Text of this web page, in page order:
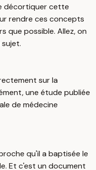
décortiquer cette
rendre ces concepts
que possible. Allez, on
sur la
une étude publiée
de médecine
qu'il a baptisée le
Et c'est un document